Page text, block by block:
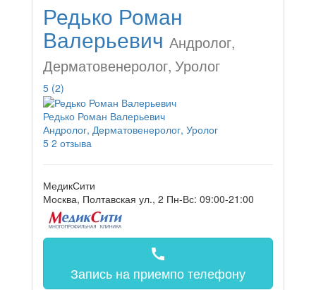
Редько Роман
Валерьевич Андролог,
Дерматовенеролог, Уролог
5 (2)
Редько Роман Валерьевич
Андролог, Дерматовенеролог, Уролог
5 2 отзыва
МедикСити
Москва, Полтавская ул., 2 Пн-Вс: 09:00-21:00
call
Запись на приемпо телефону